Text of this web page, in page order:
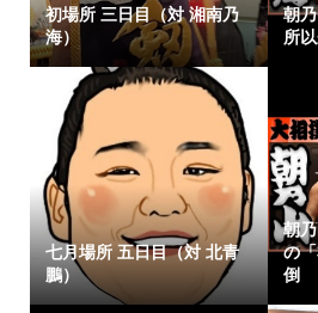
初場所 三日目（対 湘南乃
海）
朝
所
七月場所 五日目（対 北青
鵬）
朝
の
倒